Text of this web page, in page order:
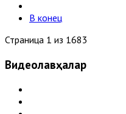
В конец
Страница 1 из 1683
Видеолавҳалар